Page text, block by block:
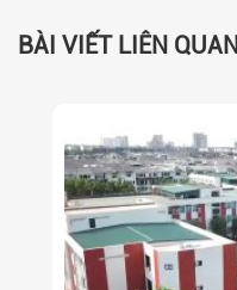
BÀI VIẾT LIÊN QUAN